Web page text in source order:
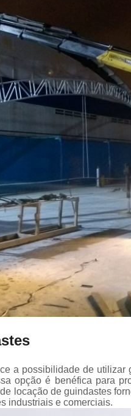
a possibilidade de
opção é benéfica para
locação de guindastes
industriais e comerciais.